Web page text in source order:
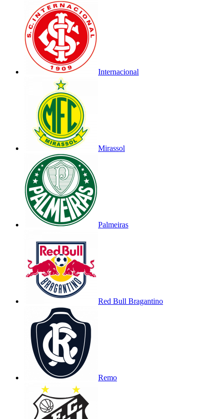
Internacional
Mirassol
Palmeiras
Red Bull Bragantino
Remo